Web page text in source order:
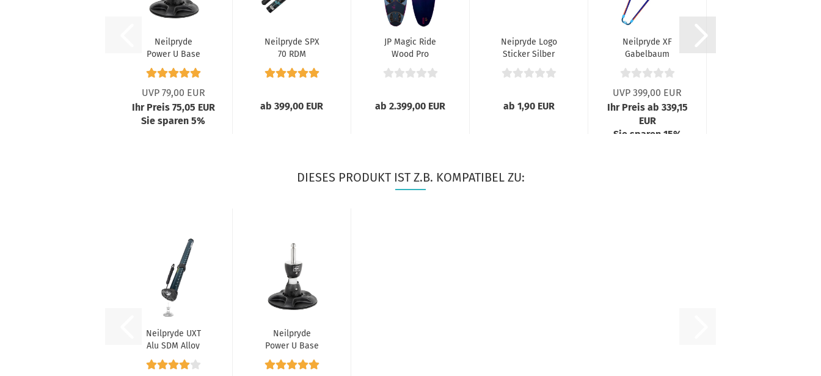
Neilpryde
Power U Base
UVP 79,00 EUR
Ihr Preis 75,05 EUR
Sie sparen 5%
Neilpryde SPX
70 RDM
ab 399,00 EUR
JP Magic Ride
Wood Pro
Freeride 024
ab 2.399,00 EUR
Neipryde Logo
Sticker Silber
ab 1,90 EUR
Neilpryde XF
Gabelbaum
Aluminium
UVP 399,00 EUR
Ihr Preis ab 339,15
EUR
Sie sparen 15%
DIESES PRODUKT IST Z.B. KOMPATIBEL ZU:
Neilpryde UXT
Alu SDM Alloy
Neilpryde
Power U Base